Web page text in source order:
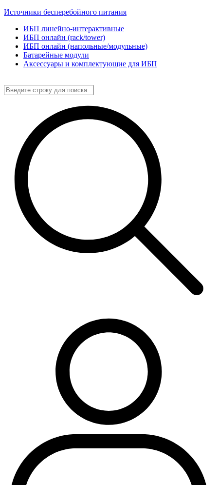
Источники бесперебойного питания
ИБП линейно-интерактивные
ИБП онлайн (rack/tower)
ИБП онлайн (напольные/модульные)
Батарейные модули
Аксессуары и комплектующие для ИБП